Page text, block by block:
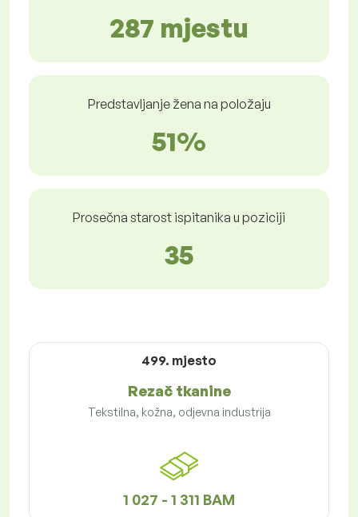
287 mjestu
Predstavljanje žena na položaju
51%
Prosečna starost ispitanika u poziciji
35
499. mjesto
Rezač tkanine
Tekstilna, kožna, odjevna industrija
1 027 - 1 311 BAM